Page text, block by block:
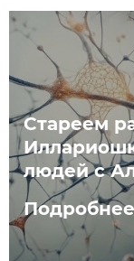
Стареем
людей с
Подробнее